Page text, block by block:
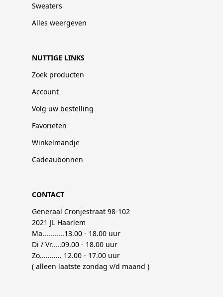
Sweaters
Alles weergeven
NUTTIGE LINKS
Zoek producten
Account
Volg uw bestelling
Favorieten
Winkelmandje
Cadeaubonnen
CONTACT
Generaal Cronjestraat 98-102
2021 JL Haarlem
Ma...........13.00 - 18.00 uur
Di / Vr.....09.00 - 18.00 uur
Zo........... 12.00 - 17.00 uur
( alleen laatste zondag v/d maand )